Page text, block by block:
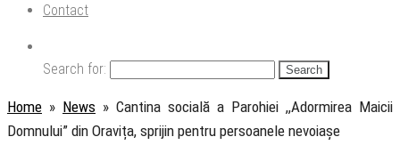
Contact
Search for:
Home » News » Cantina socială a Parohiei ,,Adormirea Maicii
Domnului” din Oravița, sprijin pentru persoanele nevoiașe